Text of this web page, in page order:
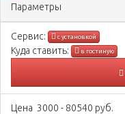
Параметры
Сервис: с установкой
Куда ставить: в гостиную
Цена 3000 - 80540 руб.